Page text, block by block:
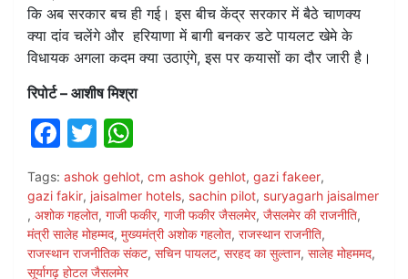
कि अब सरकार बच ही गई। इस बीच केंद्र सरकार में बैठे चाणक्य
क्या दांव चलेंगे और हरियाणा में बागी बनकर डटे पायलट खेमे के
विधायक अगला कदम क्या उठाएंगे, इस पर कयासों का दौर जारी है।
रिपोर्ट – आशीष मिश्रा
F
c
e
b
T
w
itt
er
at
s
A
Tags: ashok gehlot, cm ashok gehlot, gazi fakeer,
gazi fakir, jaisalmer hotels, sachin pilot, suryagarh jaisalmer
, अशोक गहलोत, गाजी फकीर, गाजी फकीर जैसलमेर, जैसलमेर की राजनीति,
मंत्री सालेह मोहम्मद, मुख्यमंत्री अशोक गहलोत, राजस्थान राजनीति,
राजस्थान राजनीतिक संकट, सचिन पायलट, सरहद का सुल्तान, सालेह मोहममद,
सूर्यागढ़ होटल जैसलमेर